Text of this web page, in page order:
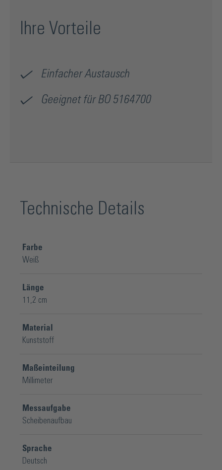
Ihre Vorteile
Einfacher Austausch
Geeignet für BO 5164700
Technische Details
Farbe
Weiß
Länge
11,2 cm
Material
Kunststoff
Maßeinteilung
Millimeter
Messaufgabe
Scheibenaufbau
Sprache
Deutsch